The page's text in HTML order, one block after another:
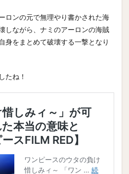
ロンの元で無理やり書かされた海
しながら、ナミのアーロンの海賊
身をまとめて破壊する一撃となり
たね！